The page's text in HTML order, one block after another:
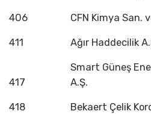
406 CFN Kimya San.
411 Ağır Haddecilik
417
Smart Güneş
A.Ş.
418 Bekaert Çelik